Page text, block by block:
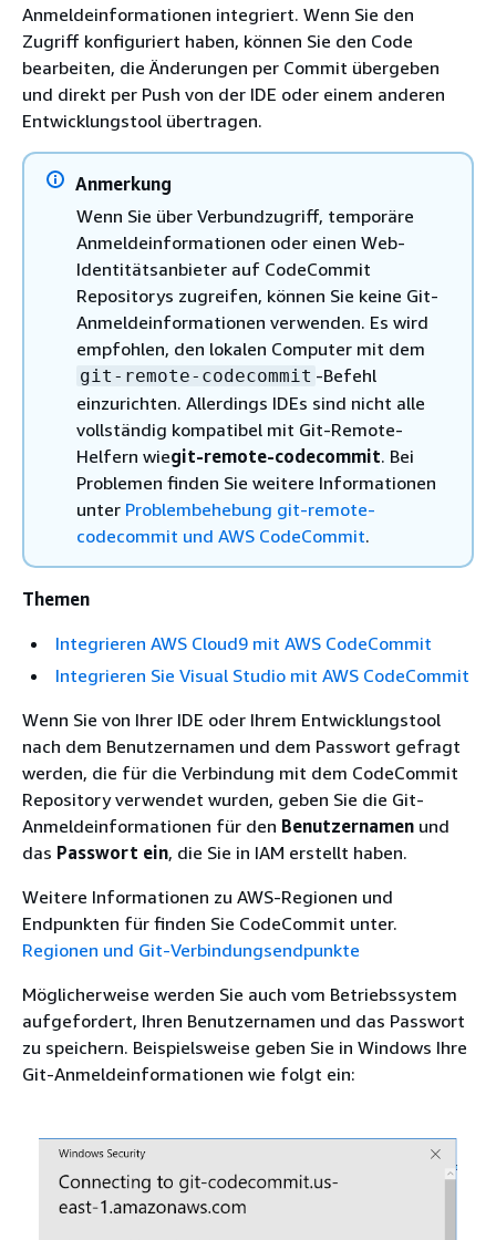
Anmeldeinformationen integriert. Wenn Sie den
Zugriff konfiguriert haben, können Sie den Code
bearbeiten, die Änderungen per Commit übergeben
und direkt per Push von der IDE oder einem anderen
Entwicklungstool übertragen.
Anmerkung
Wenn Sie über Verbundzugriff, temporäre
Anmeldeinformationen oder einen Web-
Identitätsanbieter auf CodeCommit
Repositorys zugreifen, können Sie keine Git-
Anmeldeinformationen verwenden. Es wird
empfohlen, den lokalen Computer mit dem
git-remote-codecommit -Befehl
einzurichten. Allerdings IDEs sind nicht alle
vollständig kompatibel mit Git-Remote-
Helfern wiegit-remote-codecommit. Bei
Problemen finden Sie weitere Informationen
unter Problembehebung git-remote-
codecommit und AWS CodeCommit.
Themen
Integrieren AWS Cloud9 mit AWS CodeCommit
Integrieren Sie Visual Studio mit AWS CodeCommit
Wenn Sie von Ihrer IDE oder Ihrem Entwicklungstool
nach dem Benutzernamen und dem Passwort gefragt
werden, die für die Verbindung mit dem CodeCommit
Repository verwendet wurden, geben Sie die Git-
Anmeldeinformationen für den Benutzernamen und
das Passwort ein, die Sie in IAM erstellt haben.
Weitere Informationen zu AWS-Regionen und
Endpunkten für finden Sie CodeCommit unter.
Regionen und Git-Verbindungsendpunkte
Möglicherweise werden Sie auch vom Betriebssystem
aufgefordert, Ihren Benutzernamen und das Passwort
zu speichern. Beispielsweise geben Sie in Windows Ihre
Git-Anmeldeinformationen wie folgt ein: